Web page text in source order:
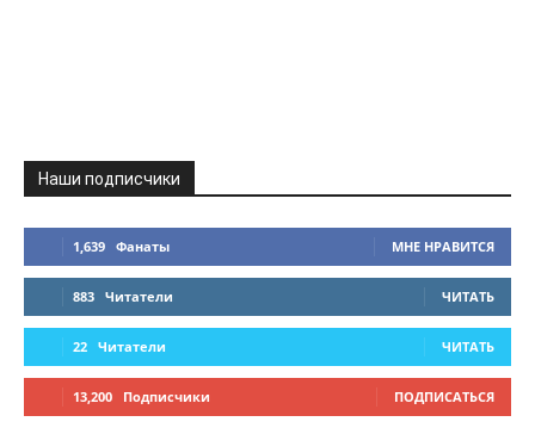
Наши подписчики
1,639 Фанаты МНЕ НРАВИТСЯ
883 Читатели ЧИТАТЬ
22 Читатели ЧИТАТЬ
13,200 Подписчики ПОДПИСАТЬСЯ